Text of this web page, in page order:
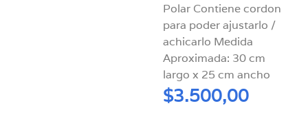
Polar Contiene cordon
para poder ajustarlo /
achicarlo Medida
Aproximada: 30 cm
largo x 25 cm ancho
$3.500,00